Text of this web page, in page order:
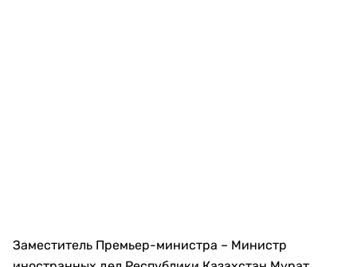
Заместитель Премьер-министра – Министр